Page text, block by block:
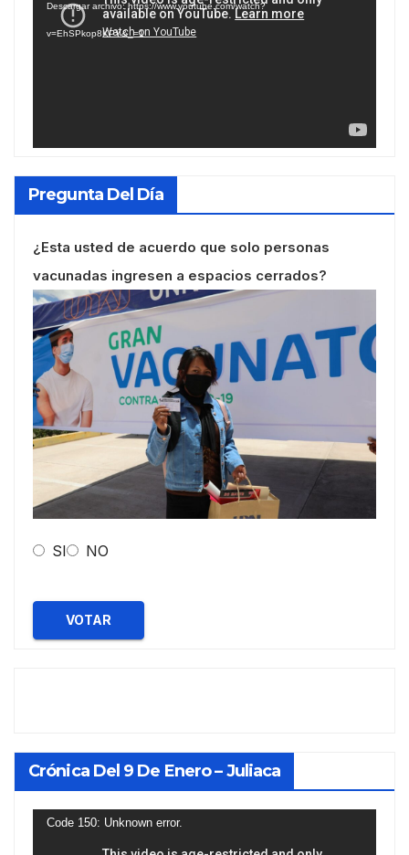
vídeo
Descargar archivo: https://www.youtube.com/watch?
v=EhSPkop8KPY&_=1
Pregunta Del Día
¿Esta usted de acuerdo que solo personas
vacunadas ingresen a espacios cerrados?
SI NO
VOTAR
Crónica Del 9 De Enero – Juliaca
Reproductor
Code 150: Unknown error.